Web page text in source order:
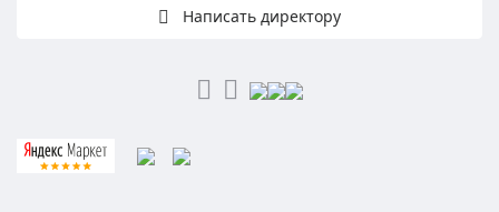
Написать директору